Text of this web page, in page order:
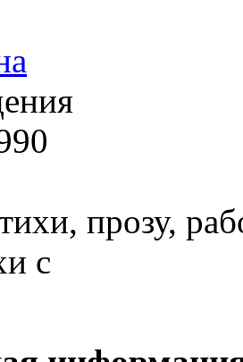
прозу,
с